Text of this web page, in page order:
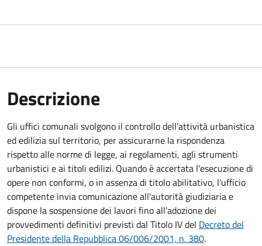
Descrizione
Gli uffici comunali svolgono il controllo dell'attività urbanistica
ed edilizia sul territorio, per assicurarne la rispondenza
rispetto alle norme di legge, ai regolamenti, agli strumenti
urbanistici e ai titoli edilizi. Quando è accertata l'esecuzione di
opere non conformi, o in assenza di titolo abilitativo, l'ufficio
competente invia comunicazione all'autorità giudiziaria e
dispone la sospensione dei lavori fino all'adozione dei
provvedimenti definitivi previsti dal Titolo IV del Decreto del
Presidente della Repubblica 06/006/2001, n. 380.